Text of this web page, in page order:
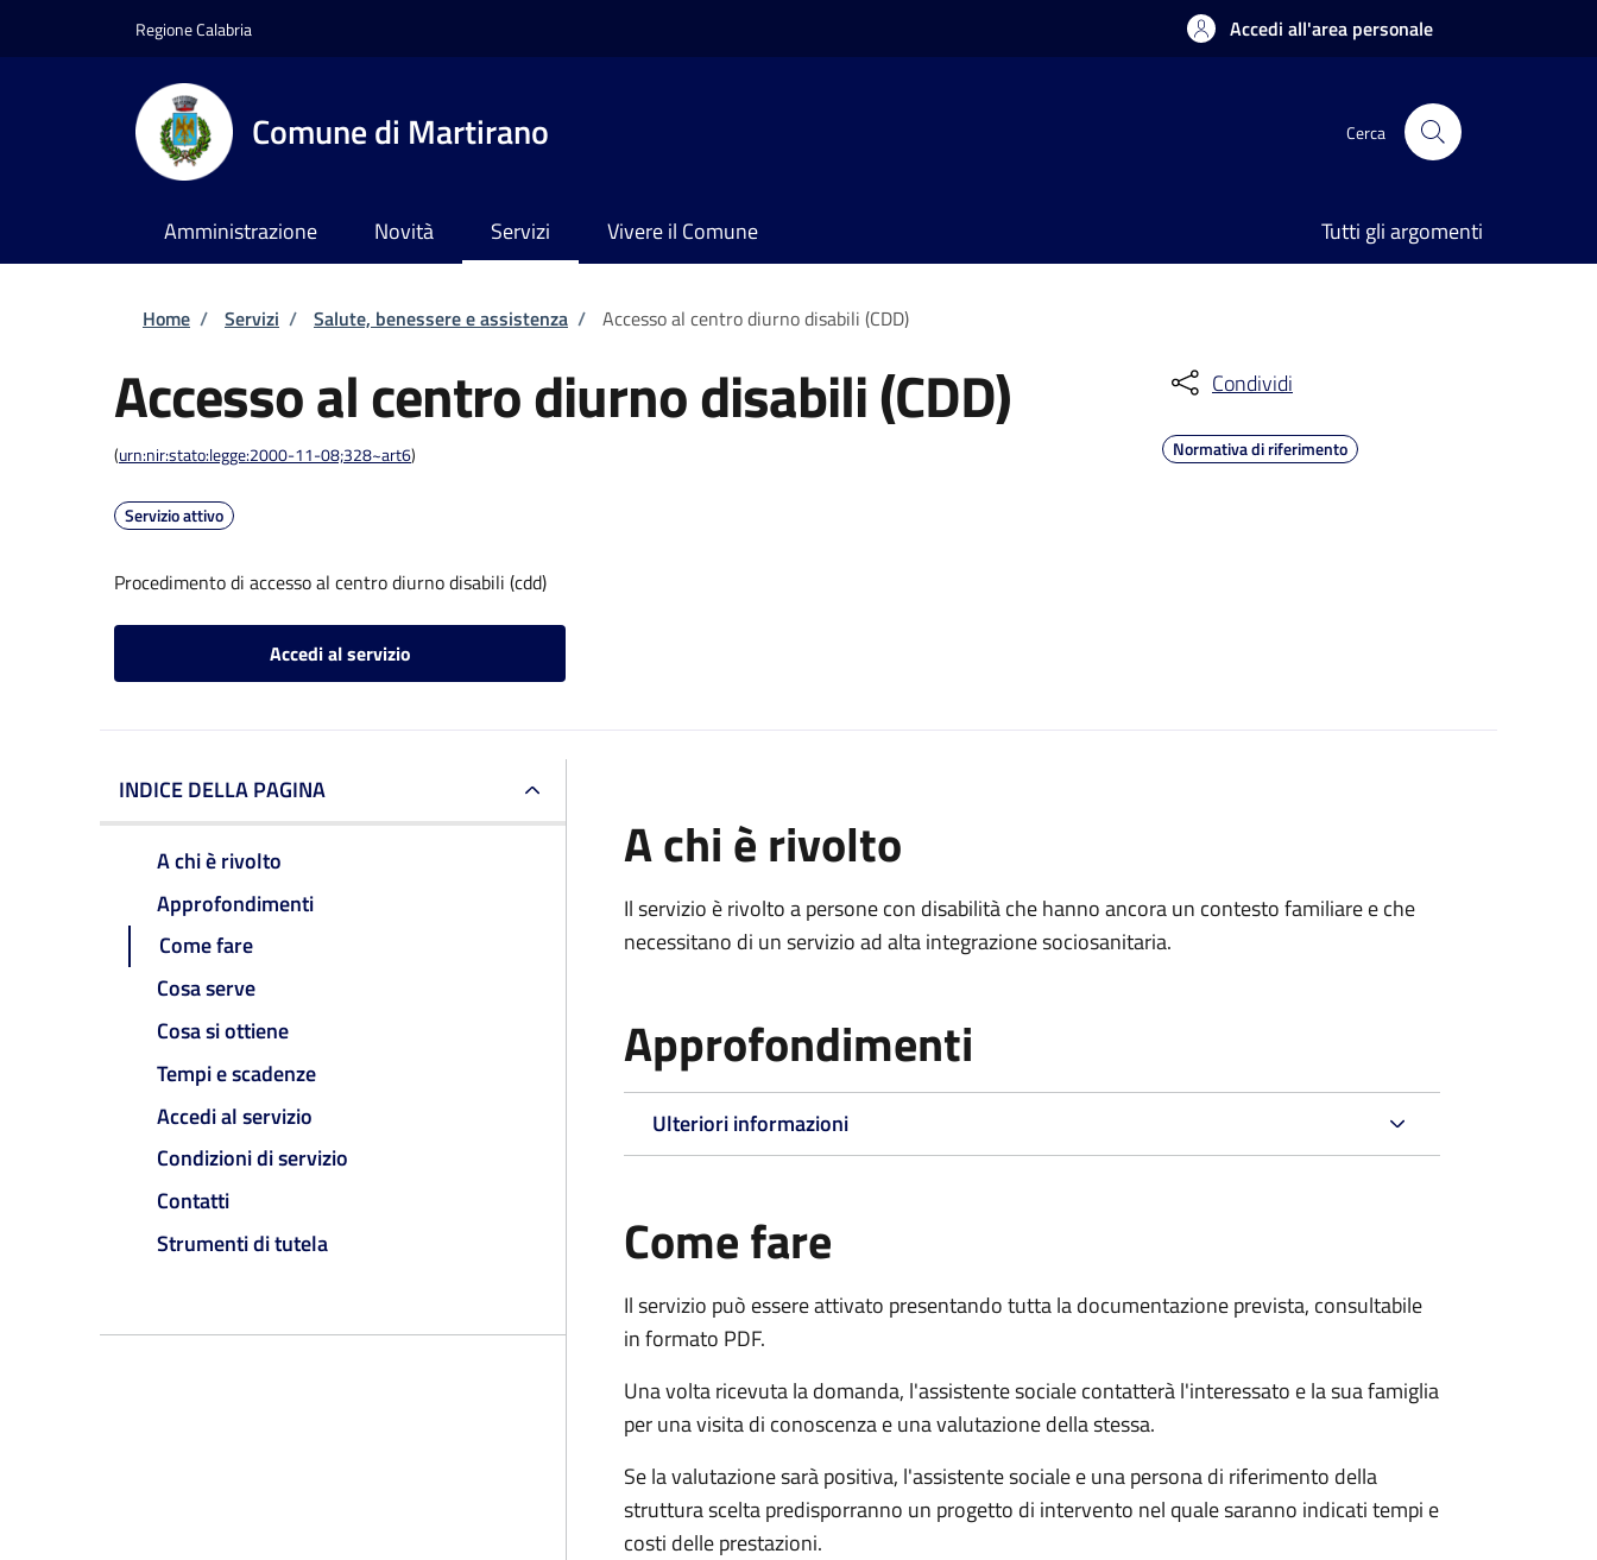
Regione Calabria Accedi all'area personale
Comune di Martirano Cerca
Amministrazione Novità Servizi Vivere il Comune Tutti gli argomenti
Briciole di pane
Home / Servizi / Salute, benessere e assistenza / Accesso al centro diurno disabili (CDD)
Accesso al centro diurno disabili (CDD)
(urn:nir:stato:legge:2000-11-08;328~art6)
Servizio attivo
Procedimento di accesso al centro diurno disabili (cdd)
Accedi al servizio
Condividi
Normativa di riferimento
INDICE DELLA PAGINA
A chi è rivolto
Approfondimenti
Come fare
Cosa serve
Cosa si ottiene
Tempi e scadenze
Accedi al servizio
Condizioni di servizio
Contatti
Strumenti di tutela
A chi è rivolto
Il servizio è rivolto a persone con disabilità che hanno ancora un contesto familiare e che
necessitano di un servizio ad alta integrazione sociosanitaria.
Approfondimenti
Ulteriori informazioni
Come fare
Il servizio può essere attivato presentando tutta la documentazione prevista, consultabile
in formato PDF.
Una volta ricevuta la domanda, l'assistente sociale contatterà l'interessato e la sua famiglia
per una visita di conoscenza e una valutazione della stessa.
Se la valutazione sarà positiva, l'assistente sociale e una persona di riferimento della
struttura scelta predisporranno un progetto di intervento nel quale saranno indicati tempi e
costi delle prestazioni.